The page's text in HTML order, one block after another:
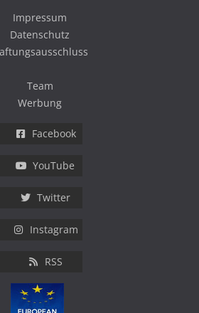
Impressum
Datenschutz
Team
Werbung
Facebook
YouTube
Twitter
Instagram
RSS